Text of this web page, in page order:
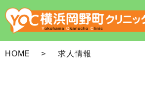
HOME 求人情報